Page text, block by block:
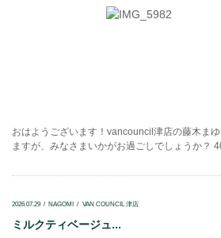
おはようございます！vancouncil津店の藤木ま
ますが、みなさまいかがお過ごしでしょうか？
2026.07.29 NAGOMI VAN COUNCIL 津店
ミルクティベージュ...